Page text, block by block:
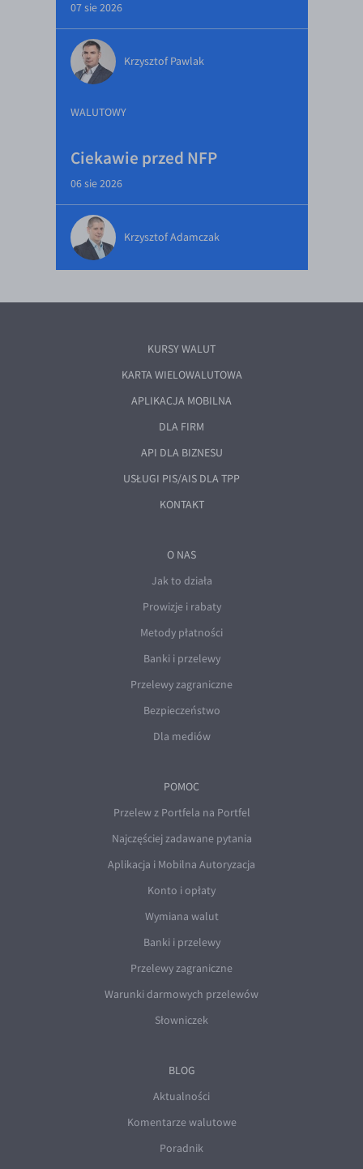
07 sie 2026
Krzysztof Pawlak
WALUTOWY
Ciekawie przed NFP
06 sie 2026
Krzysztof Adamczak
KURSY WALUT
KARTA WIELOWALUTOWA
APLIKACJA MOBILNA
DLA FIRM
API DLA BIZNESU
USŁUGI PIS/AIS DLA TPP
KONTAKT
O NAS
Jak to działa
Prowizje i rabaty
Metody płatności
Banki i przelewy
Przelewy zagraniczne
Bezpieczeństwo
Dla mediów
POMOC
Przelew z Portfela na Portfel
Najczęściej zadawane pytania
Aplikacja i Mobilna Autoryzacja
Konto i opłaty
Wymiana walut
Banki i przelewy
Przelewy zagraniczne
Warunki darmowych przelewów
Słowniczek
BLOG
Aktualności
Komentarze walutowe
Poradnik